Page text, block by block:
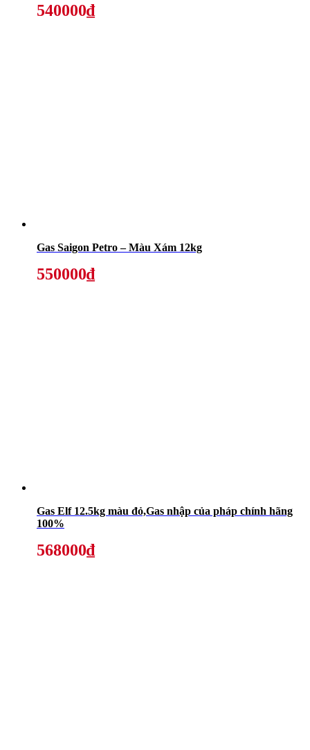
540000₫
Gas Saigon Petro – Màu Xám 12kg
550000₫
Gas Elf 12.5kg màu đỏ,Gas nhập của pháp chính hãng
100%
568000₫